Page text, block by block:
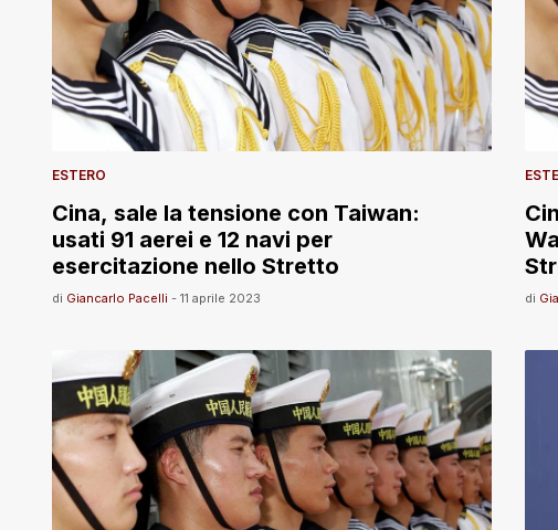
ESTERO
Cina, sale la tensione con Taiwan:
usati 91 aerei e 12 navi per
esercitazione nello Stretto
di Giancarlo Pacelli - 11 aprile 2023 di